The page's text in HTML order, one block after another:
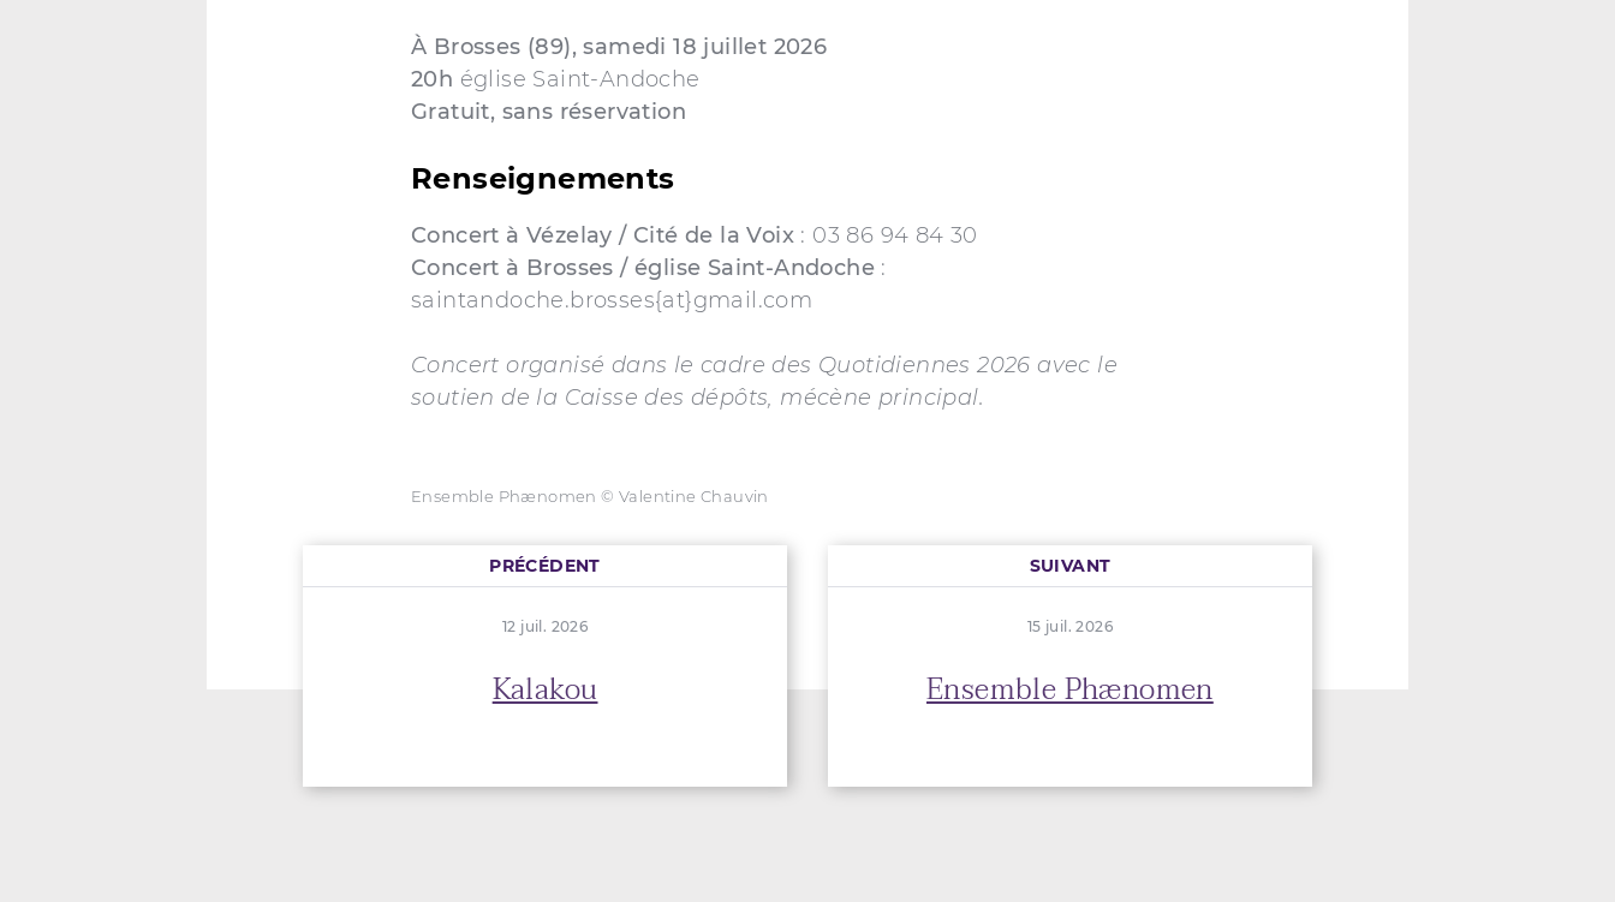
À Brosses (89), samedi 18 juillet 2026
20h église Saint-Andoche
Gratuit, sans réservation
Renseignements
Concert à Vézelay / Cité de la Voix : 03 86 94 84 30
Concert à Brosses / église Saint-Andoche :
saintandoche.brosses{at}gmail.com
Concert organisé dans le cadre des Quotidiennes 2026 avec le
soutien de la Caisse des dépôts, mécène principal.
Ensemble Phænomen © Valentine Chauvin
PRÉCÉDENT
12 juil. 2026
Kalakou
SUIVANT
15 juil. 2026
Ensemble Phænomen